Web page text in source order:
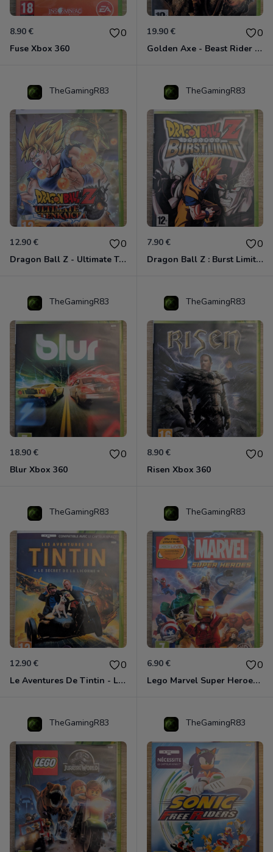
8.90 € 0
Fuse Xbox 360
19.90 € 0
Golden Axe - Beast Rider Xbox 360
TheGamingR83
12.90 € 0
Dragon Ball Z - Ultimate Tenkaichi Xbox 360
TheGamingR83
7.90 € 0
Dragon Ball Z : Burst Limit Xbox 360
TheGamingR83
18.90 € 0
Blur Xbox 360
TheGamingR83
8.90 € 0
Risen Xbox 360
TheGamingR83
12.90 € 0
Le Aventures De Tintin - Le Secret De La Licorne Xbox 360
TheGamingR83
6.90 € 0
Lego Marvel Super Heroes Xbox 360
TheGamingR83 TheGamingR83